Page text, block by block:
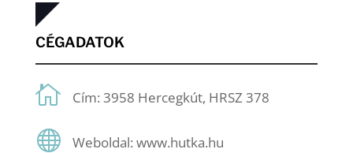
CÉGADATOK
Cím: 3958 Hercegkút, HRSZ 378
Weboldal: www.hutka.hu